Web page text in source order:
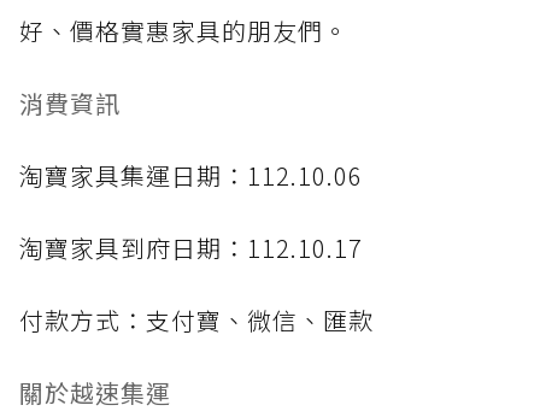
好、價格實惠家具的朋友們。
消費資訊
淘寶家具集運日期：112.10.06
淘寶家具到府日期：112.10.17
付款方式：支付寶、微信、匯款
關於越速集運